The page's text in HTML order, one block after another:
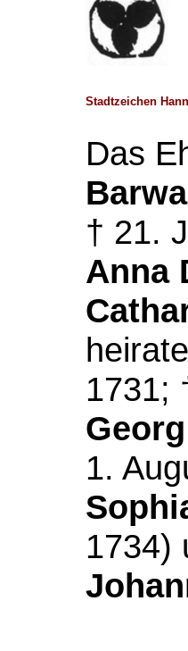
Stadtzeichen
Das
† 21.
Anna
1731;
1.
1734)